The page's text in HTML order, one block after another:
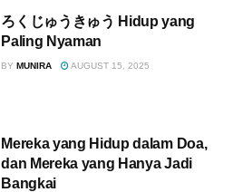
ろくじゅうきゅう Hidup yang
Paling Nyaman
BY MUNIRA AUGUST 15, 2025
Mereka yang Hidup dalam Doa,
dan Mereka yang Hanya Jadi
Bangkai